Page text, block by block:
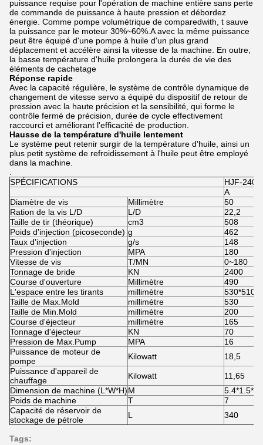
puissance requise pour l'opération de machine entière sans perte
de commande de puissance à haute pression et débordez
énergie. Comme pompe volumétrique de comparedwith, t sauve
la puissance par le moteur 30%~60%.A avec la même puissance
peut être équipé d'une pompe à huile d'un plus grand
déplacement et accélère ainsi la vitesse de la machine. En outre,
la basse température d'huile prolongera la durée de vie des
éléments de cachetage
Réponse rapide
Avec la capacité régulière, le système de contrôle dynamique de
changement de vitesse servo a équipé du dispositif de retour de
pression avec la haute précision et la sensibilité, qui forme le
contrôle fermé de précision, durée de cycle effectivement
raccourci et améliorant l'efficacité de production.
Hausse de la température d'huile lentement
Le système peut retenir surgir de la température d'huile, ainsi un
plus petit système de refroidissement à l'huile peut être employé
dans la machine.
SPÉCIFICATIONS
HJF-240
A
Diamètre de vis
Millimètre
50
Ration de la vis L/D
L/D
22,2
Taille de tir (théorique)
cm3
508
Poids d'injection (picoseconde) g
462
Taux d'injection
g/s
148
Pression d'injection
MPA
180
Vitesse de vis
T/MN
0~180
Tonnage de bride
KN
2400
Course d'ouverture
Millimètre
490
L'espace entre les tirants
millimètre
530*510
Taille de Max.Mold
millimètre
530
Taille de Min.Mold
millimètre
200
Course d'éjecteur
millimètre
165
Tonnage d'éjecteur
KN
70
Pression de Max.Pump
MPA
16
Puissance de moteur de
pompe
Kilowatt
18,5
Puissance d'appareil de
chauffage
Kilowatt
11,65
Dimension de machine (L*W*H)M
5.4*1.5*2
Poids de machine
T
7
Capacité de réservoir de
stockage de pétrole
L 340
Tags: